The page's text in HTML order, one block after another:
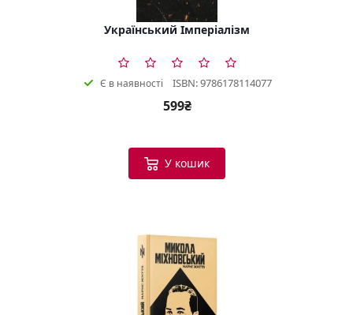
Український Імперіалізм
Є в наявності ISBN: 9786178114077
599₴
У кошик